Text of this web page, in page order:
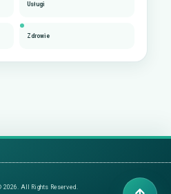
Usługi
Zdrowie
2026. All Rights Reserved.